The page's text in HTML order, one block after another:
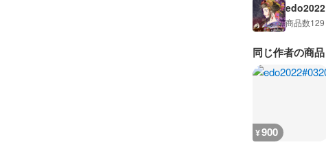
edo2022
商品数129
同じ作者の商品
¥900